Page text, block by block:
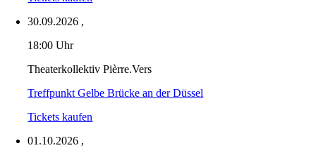
30.09.2026 ,
18:00 Uhr
Theaterkollektiv Pièrre.Vers
Treffpunkt Gelbe Brücke an der Düssel
Tickets kaufen
01.10.2026 ,